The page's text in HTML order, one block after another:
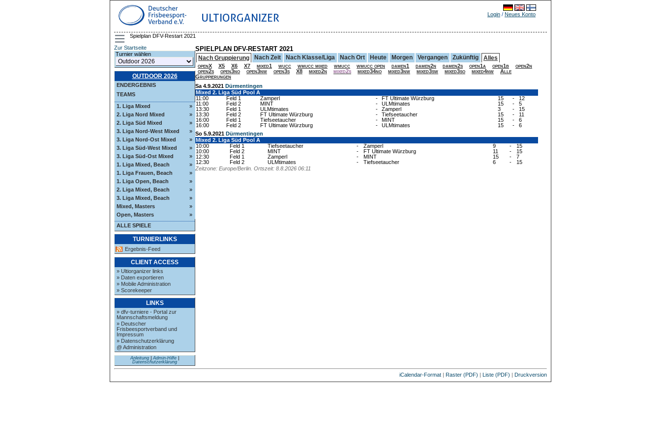
ULTIORGANIZER Login / Neues Konto
Spielplan DFV-Restart 2021
Zur Startseite
Turnier wählen
OUTDOOR 2026
ENDERGEBNIS
TEAMS
1. Liga Mixed
»
2. Liga Nord Mixed
»
2. Liga Süd Mixed
»
3. Liga Nord-West Mixed
»
3. Liga Nord-Ost Mixed
»
3. Liga Süd-West Mixed
»
3. Liga Süd-Ost Mixed
»
1. Liga Mixed, Beach
»
1. Liga Frauen, Beach
»
1. Liga Open, Beach
»
2. Liga Mixed, Beach
»
3. Liga Mixed, Beach
»
Mixed, Masters
»
Open, Masters
»
ALLE SPIELE
TURNIERLINKS
Ergebnis-Feed
CLIENT ACCESS
» Ultiorganizer links
» Daten exportieren
» Mobile Administration
» Scorekeeper
LINKS
» dfv-turniere - Portal zur
Mannschaftsmeldung
» Deutscher
Frisbeesportverband und
Impressum
» Datenschutzerklärung
@ Administration
Anleitung| Admin-Hilfe|
Datenschutzerklärung
SPIELPLAN DFV-RESTART 2021
Nach Gruppierung Nach Zeit Nach Klasse/Liga Nach Ort Heute Morgen Vergangen Zukünftig Alles
openX X5 X6 X7 mixed1 wucc wmucc mixed wmucc wmucc open damen1 damen2n damen2s open1a open1b
open2n
open2s
open3no open3nw open3s X8 mixed2n mixed2s mixed34no mixed3nw mixed3sw mixed3so mixed4nw
Alle
Gruppierungen
Sa 4.9.2021 Dürmentingen
Mixed 2. Liga Süd Pool A
11:00
Feld 1 Zamperl - FT Ultimate Würzburg 15 -
12
11:00
Feld 2 MINT - ULMtimates 15 -
5
13:30
Feld 1 ULMtimates - Zamperl 3 -
15
13:30
Feld 2 FT Ultimate Würzburg - Tiefseetaucher 15 -
11
16:00
Feld 1 Tiefseetaucher - MINT 15 -
6
16:00
Feld 2 FT Ultimate Würzburg - ULMtimates 15 -
6
So 5.9.2021 Dürmentingen
Mixed 2. Liga Süd Pool A
10:00
Feld 1 Tiefseetaucher - Zamperl 9 -
15
10:00
Feld 2 MINT - FT Ultimate Würzburg 11 -
15
12:30
Feld 1 Zamperl - MINT 15 -
7
12:30
Feld 2 ULMtimates - Tiefseetaucher 6 -
15
Zeitzone: Europe/Berlin. Ortszeit: 8.8.2026 06:11
iCalendar-Format | Raster (PDF) | Liste (PDF) | Druckversion